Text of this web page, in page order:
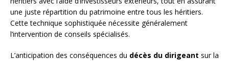
une juste répartition du patrimoine entre tous les héritiers.
Cette technique sophistiquée nécessite généralement
l’intervention de conseils spécialisés.
L’anticipation des conséquences du décès du dirigeant sur la